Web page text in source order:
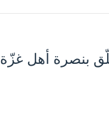
بنصرة أهل غزّة